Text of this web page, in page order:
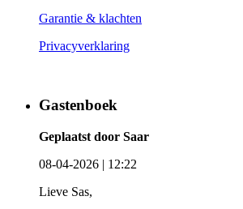
Garantie & klachten
Privacyverklaring
Gastenboek
Geplaatst door Saar
08-04-2026 | 12:22
Lieve Sas,